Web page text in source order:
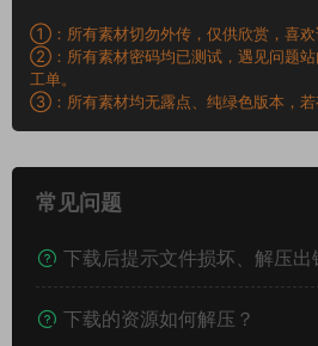
①：所有素材切勿外传，仅供欣赏，喜欢
②：所有素材密码均已测试，遇见问题站
工单。
③：所有素材均无露点、纯绿色版本，若
常见问题
下载后提示文件损坏、解压出
下载的资源如何解压？